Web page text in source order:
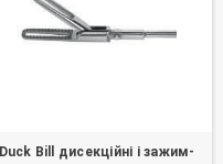
Duck Bill дисекційні і зажим-